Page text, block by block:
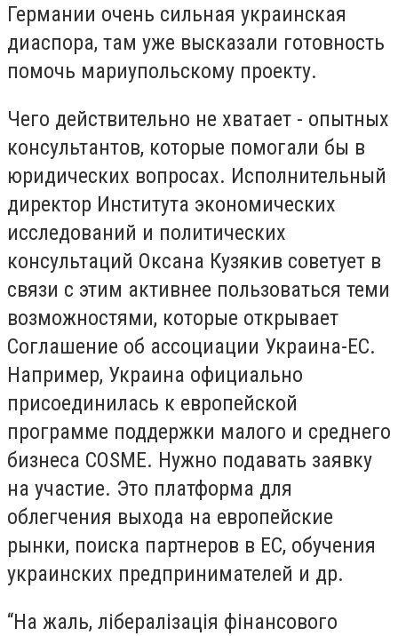
Германии очень сильная украинская
диаспора, там уже высказали готовность
помочь мариупольскому проекту.
Чего действительно не хватает - опытных
консультантов, которые помогали бы в
юридических вопросах. Исполнительный
директор Института экономических
исследований и политических
консультаций Оксана Кузякив советует в
связи с этим активнее пользоваться теми
возможностями, которые открывает
Соглашение об ассоциации Украина-ЕС.
Например, Украина официально
присоединилась к европейской
программе поддержки малого и среднего
бизнеса COSME. Нужно подавать заявку
на участие. Это платформа для
облегчения выхода на европейские
рынки, поиска партнеров в ЕС, обучения
украинских предпринимателей и др.
“На жаль, лібералізація фінансового